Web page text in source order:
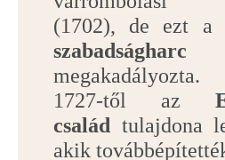
(1702), de ezt a
szabadságharc
megakadályozta.
1727-től az
család tulajdona
akik